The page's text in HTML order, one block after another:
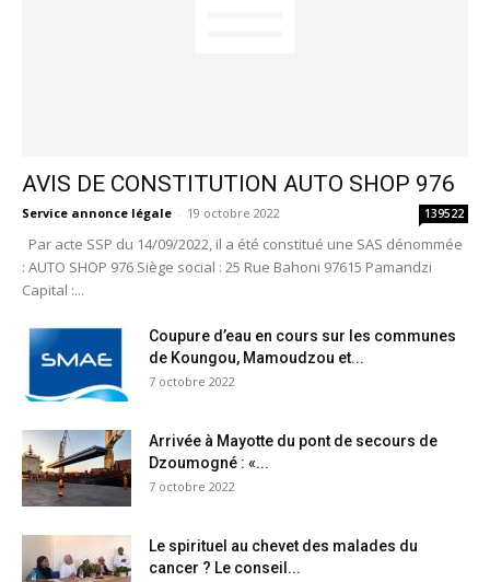
AVIS DE CONSTITUTION AUTO SHOP 976
Service annonce légale - 19 octobre 2022 139522
Par acte SSP du 14/09/2022, il a été constitué une SAS dénommée
: AUTO SHOP 976 Siège social : 25 Rue Bahoni 97615 Pamandzi
Capital :...
Coupure d’eau en cours sur les communes
de Koungou, Mamoudzou et...
7 octobre 2022
Arrivée à Mayotte du pont de secours de
Dzoumogné : «...
7 octobre 2022
Le spirituel au chevet des malades du
cancer ? Le conseil...